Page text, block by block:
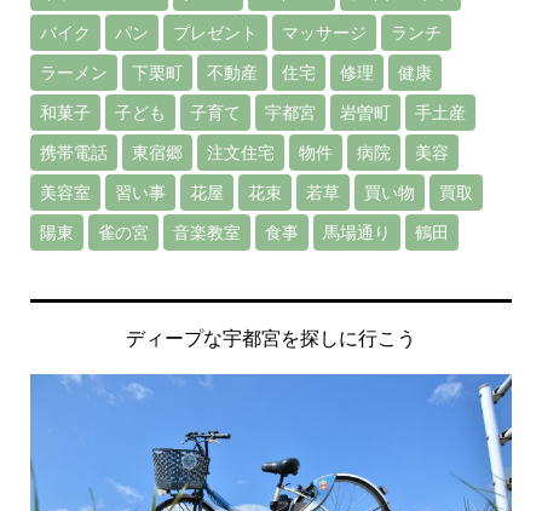
バイク
パン プレゼント マッサージ
ランチ
ラーメン
下栗町 不動産 住宅 修理
健康
和菓子
子ども 子育て 宇都宮 岩曽町
手土産
携帯電話
東宿郷 注文住宅 物件 病院
美容
美容室
習い事 花屋 花束 若草 買い物
買取
陽東
雀の宮 音楽教室 食事 馬場通り 鶴田
ディープな宇都宮を探しに行こう